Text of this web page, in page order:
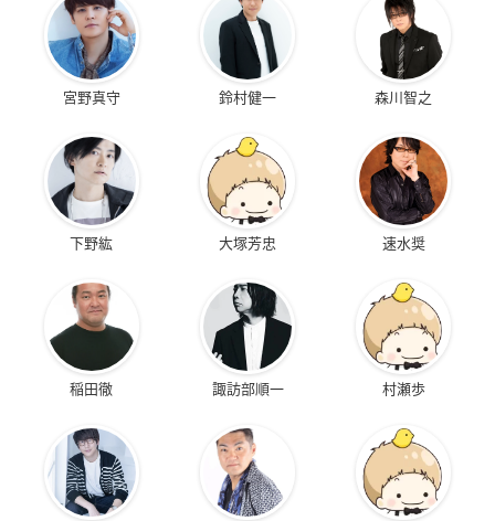
宮野真守 鈴村健一 森川智之
下野紘 大塚芳忠 速水奨
稲田徹 諏訪部順一 村瀬歩